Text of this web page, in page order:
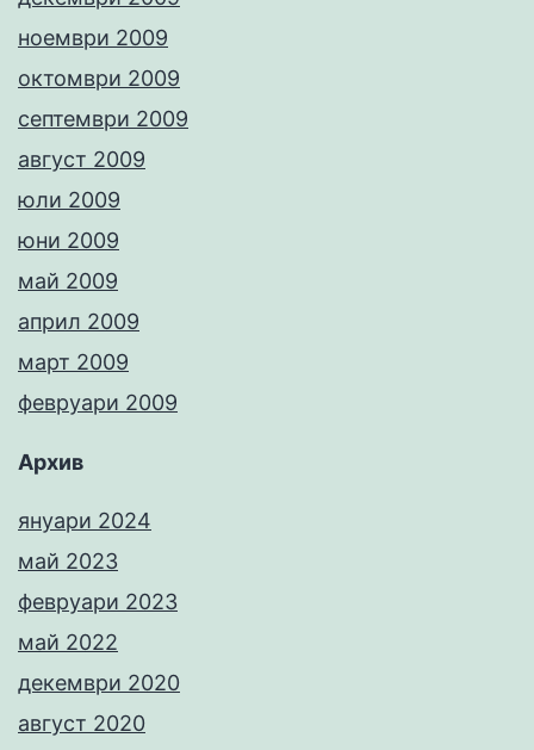
ноември 2009
октомври 2009
септември 2009
август 2009
юли 2009
юни 2009
май 2009
април 2009
март 2009
февруари 2009
Архив
януари 2024
май 2023
февруари 2023
май 2022
декември 2020
август 2020